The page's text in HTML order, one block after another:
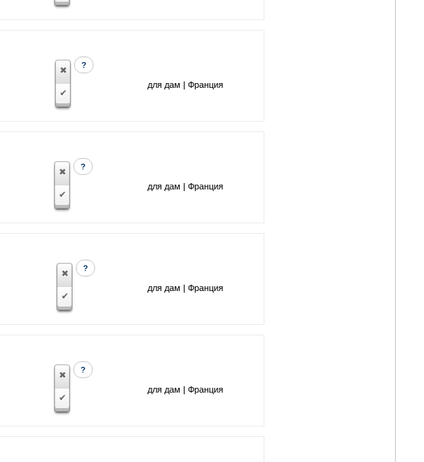
?
для дам | Франция
?
для дам | Франция
?
для дам | Франция
?
для дам | Франция